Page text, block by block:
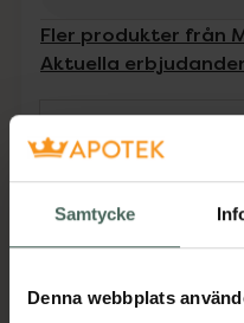
Samtycke
Denna webbplats
Fler produkter från
Aktuella
Beskrivning
Medel Expert
Medel Expert
Jämförpris 81,50 kr/